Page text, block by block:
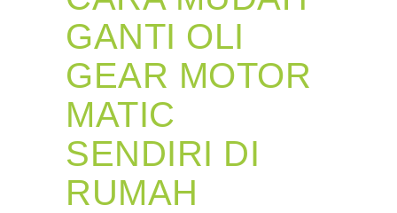
GANTI OLI
GEAR MOTOR
MATIC
SENDIRI DI
RUMAH